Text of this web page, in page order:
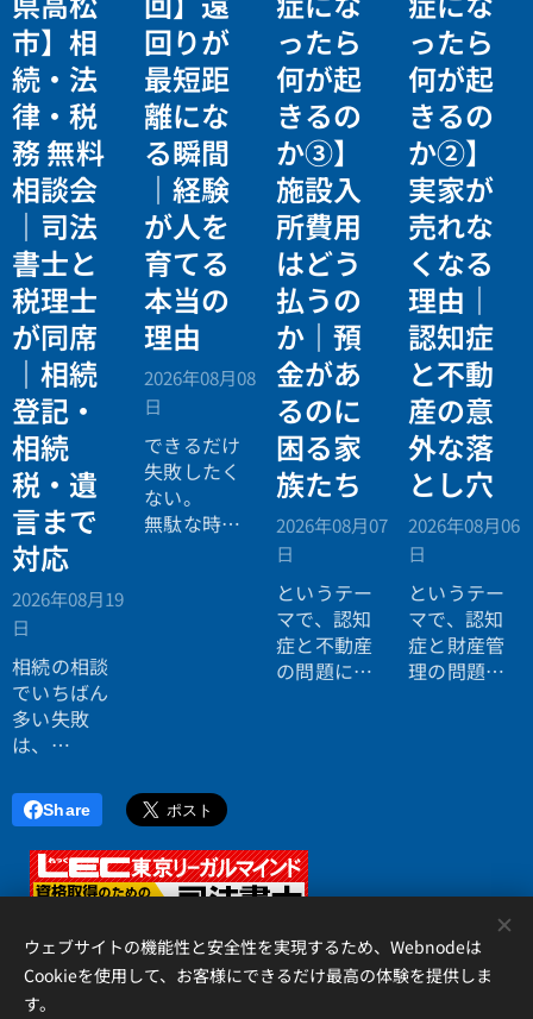
市】相
続・法
律・税
務 無料
相談会
｜司法
書士と
税理士
が同席
｜相続
登記・
相続
税・遺
言まで
対応
2026年08月19
日
相続の相談
でいちばん
多い失敗
は、
行ったら登
記の話がで
きず、司法
書士に行っ
たら税金が
い」ことで
す。
回りが
最短距
離にな
る瞬間
｜経験
が人を
育てる
本当の
理由
2026年08月08
日
できるだけ
失敗したく
ない。
無駄な時間
ったら
何が起
きるの
か③】
施設入
所費用
はどう
払うの
か｜預
金があ
るのに
困る家
族たち
2026年08月07
日
というテー
マで、認知
症と不動産
の問題につ
ったら
何が起
きるの
か②】
実家が
売れな
くなる
理由｜
認知症
と不動
産の意
外な落
とし穴
2026年08月06
日
というテー
マで、認知
症と財産管
理の問題に
Share
アイリス国際司法書士・行政書士事務所、 香川県高松市錦町２丁
ウェブサイトの機能性と安全性を実現するため、Webnodeは
Cookieを使用して、お客様にできるだけ最高の体験を提供しま
す。